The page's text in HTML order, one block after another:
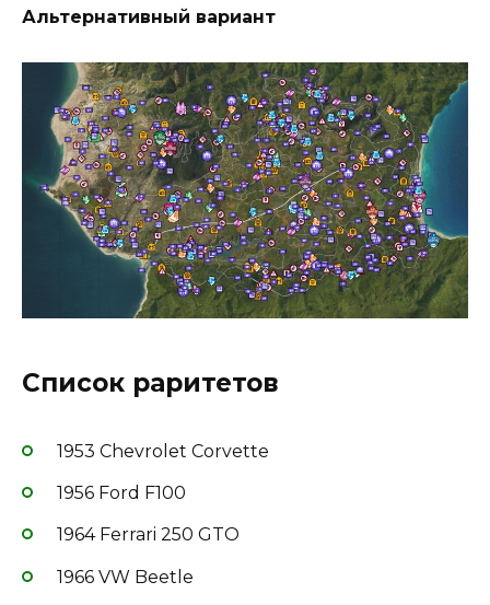
Альтернативный вариант
Список раритетов
1953 Chevrolet Corvette
1956 Ford F100
1964 Ferrari 250 GTO
1966 VW Beetle